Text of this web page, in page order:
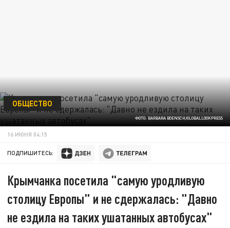
ФОТО: BARBARA BOENSCH/GLOBALLOOKPRESS
ОБЩЕСТВО
16 ИЮНЯ 04:15
ПОДПИШИТЕСЬ:
Крымчанка посетила "самую уродливую
столицу Европы" и не сдержалась: "Давно
не ездила на таких ушатанных автобусах"